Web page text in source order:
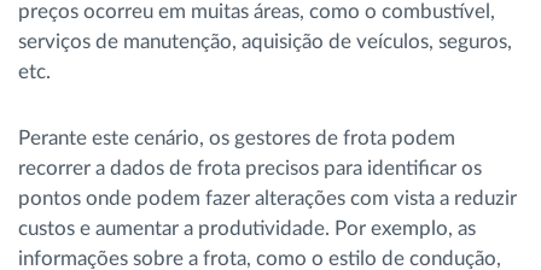
Como resolvemos cada necessidade da
atividade da frota
Calculadora de Benefícios
preços ocorreu em muitas áreas, como o combustível,
serviços de manutenção, aquisição de veículos, seguros,
etc.
Perante este cenário, os gestores de frota podem
recorrer a dados de frota precisos para identificar os
pontos onde podem fazer alterações com vista a reduzir
custos e aumentar a produtividade. Por exemplo, as
informações sobre a frota, como o estilo de condução,